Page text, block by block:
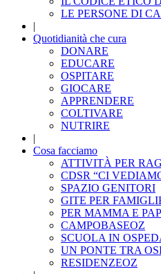
LE PERSONE DI
|
Quotidianità che cura
DONARE
EDUCARE
OSPITARE
GIOCARE
APPRENDERE
COLTIVARE
NUTRIRE
|
Cosa facciamo
ATTIVITÀ PER
CDSR “CI
SPAZIO GENITORI
GITE PER
PER MAMMA E
CAMPOBASEOZ
SCUOLA IN
UN PONTE TRA
RESIDENZEOZ